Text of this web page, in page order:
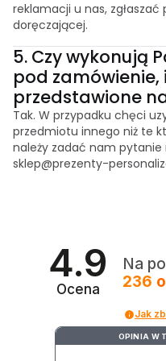
reklamacji u nas, zgłaszać
doręczającej.
5. Czy wykonują
pod zamówienie,
przedstawione
Tak. W przypadku chęci
przedmiotu innego niż te
należy zadać nam pytanie
sklep@prezenty-
4.9
Ocena
Na
236
Jak
OPINIA W